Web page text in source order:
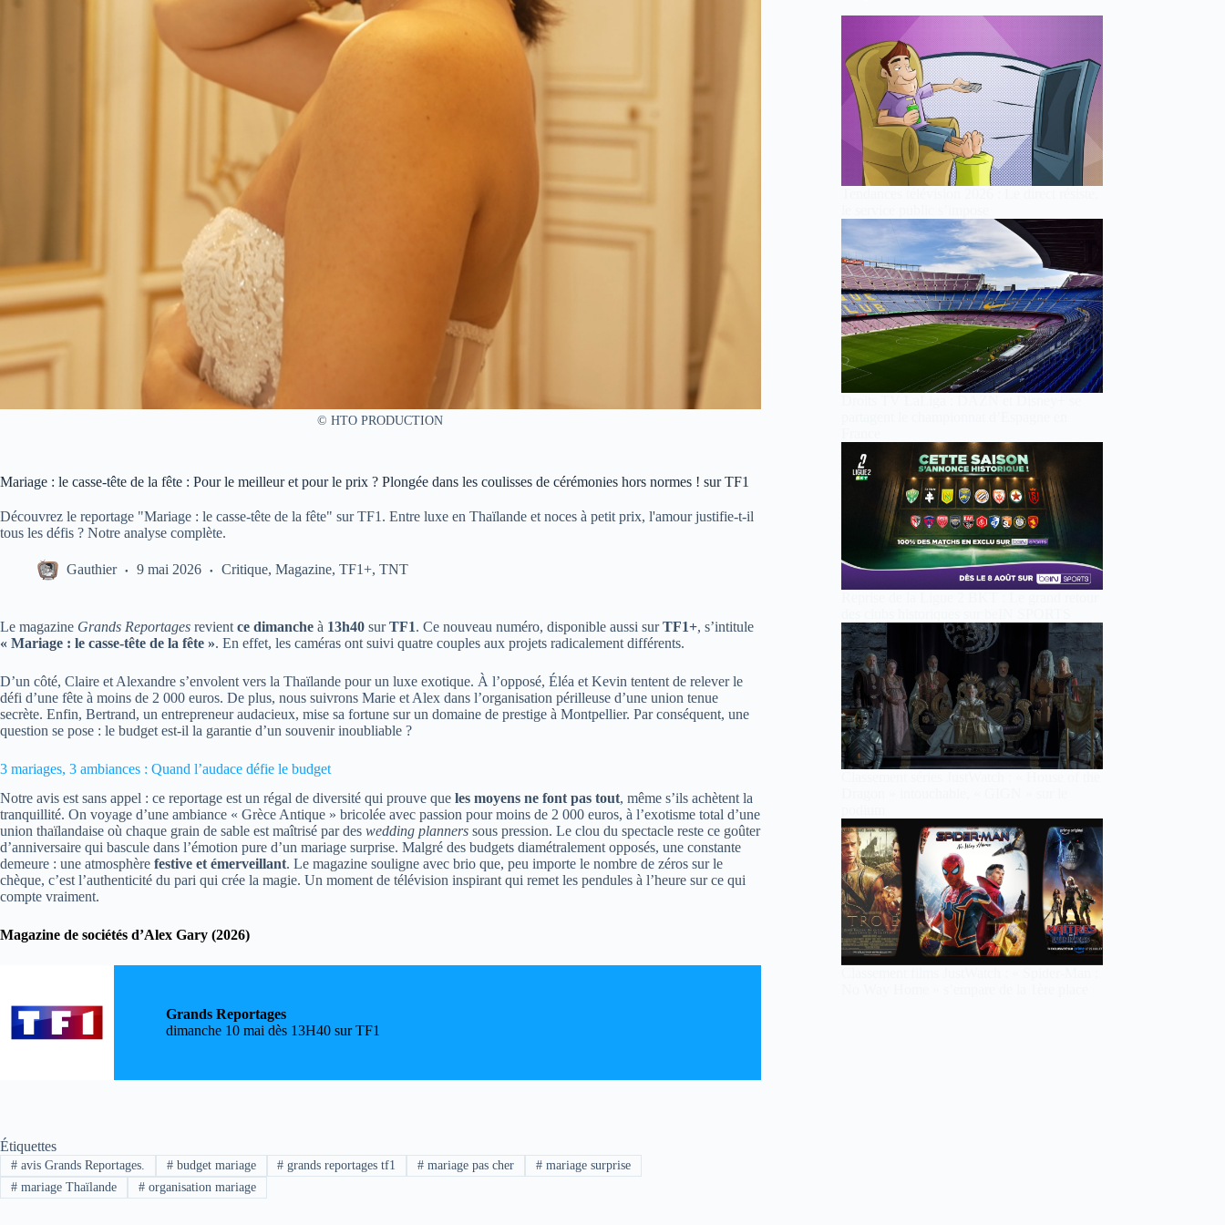
© HTO PRODUCTION
Mariage : le casse-tête de la fête : Pour le meilleur et pour le prix ? Plongée dans les coulisses de cérémonies hors normes ! sur TF1
Découvrez le reportage "Mariage : le casse-tête de la fête" sur TF1. Entre luxe en Thaïlande et noces à petit prix, l'amour justifie-t-il
tous les défis ? Notre analyse complète.
Gauthier 9 mai 2026 Critique, Magazine, TF1+, TNT
Le magazine Grands Reportages revient ce dimanche à 13h40 surTF1. Ce nouveau numéro, disponible aussi surTF1+, s’intitule
« Mariage : le casse-tête de la fête ». En effet, les caméras ont suivi quatre couples aux projets radicalement différents.
D’un côté, Claire et Alexandre s’envolent vers la Thaïlande pour un luxe exotique. À l’opposé, Éléa et Kevin tentent de relever le
défi d’une fête à moins de 2 000 euros. De plus, nous suivrons Marie et Alex dans l’organisation périlleuse d’une union tenue
secrète. Enfin, Bertrand, un entrepreneur audacieux, mise sa fortune sur un domaine de prestige à Montpellier. Par conséquent, une
question se pose : le budget est-il la garantie d’un souvenir inoubliable ?
3 mariages, 3 ambiances : Quand l’audace défie le budget
Notre avis est sans appel : ce reportage est un régal de diversité qui prouve que les moyens ne font pas tout, même s’ils achètent la
tranquillité. On voyage d’une ambiance « Grèce Antique » bricolée avec passion pour moins de 2 000 euros, à l’exotisme total d’une
union thaïlandaise où chaque grain de sable est maîtrisé par des wedding planners sous pression. Le clou du spectacle reste ce goûter
d’anniversaire qui bascule dans l’émotion pure d’un mariage surprise. Malgré des budgets diamétralement opposés, une constante
demeure : une atmosphère festive et émerveillant. Le magazine souligne avec brio que, peu importe le nombre de zéros sur le
chèque, c’est l’authenticité du pari qui crée la magie. Un moment de télévision inspirant qui remet les pendules à l’heure sur ce qui
compte vraiment.
Magazine de sociétés d’Alex Gary (2026)
Grands Reportages
dimanche 10 mai dès 13H40 sur TF1
Étiquettes
#avis Grands Reportages. #budget mariage # grands reportages tf1 # mariage pas cher # mariage surprise
#mariage Thaïlande #organisation mariage